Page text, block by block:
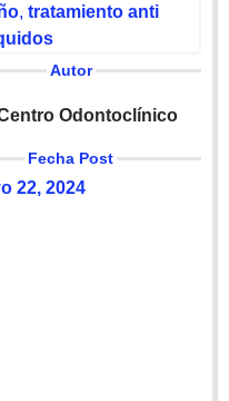
,tratamiento anti
Autor
Odontoclínico
Fecha Post
22, 2024